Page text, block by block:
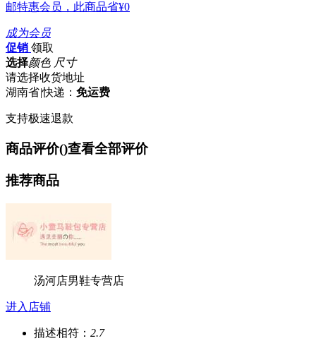
邮特惠会员，此商品省¥0
成为会员
促销 领取
选择颜色 尺寸
请选择收货地址
湖南省|快递： 免运费
支持极速退款
商品评价()查看全部评价
推荐商品
汤河店男鞋专营店
进入店铺
描述相符： 2.7